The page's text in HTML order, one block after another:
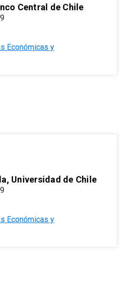
Central de Chile
Económicas y
Universidad de Chile
Económicas y